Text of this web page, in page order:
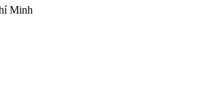
Minh